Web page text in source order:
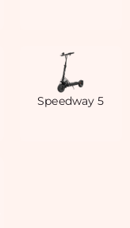
Speedway 5